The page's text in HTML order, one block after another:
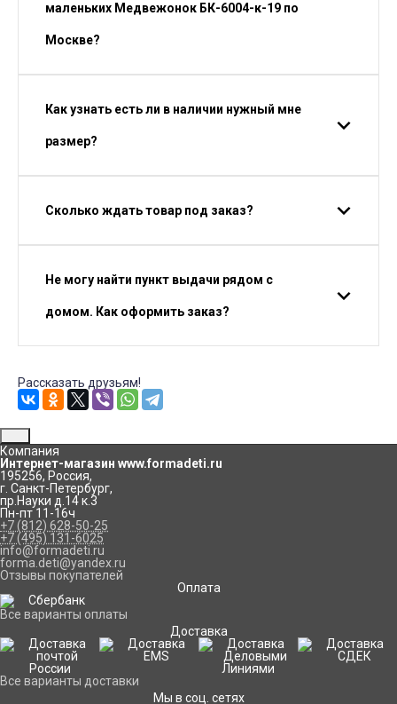
маленьких Медвежонок БК-6004-к-19 по
Москве?
Как узнать есть ли в наличии нужный мне
размер?
Сколько ждать товар под заказ?
Не могу найти пункт выдачи рядом с
домом. Как оформить заказ?
Рассказать друзьям!
Компания
Интернет-магазин www.formadeti.ru
195256, Россия,
г. Санкт-Петербург,
пр.Науки д.14 к.3
Пн-пт 11-16ч
+7 (812) 628-50-25
+7 (495) 131-6025
info@formadeti.ru
forma.deti@yandex.ru
Отзывы покупателей
Оплата
Все варианты оплаты
Доставка
Все варианты доставки
Мы в соц. сетях